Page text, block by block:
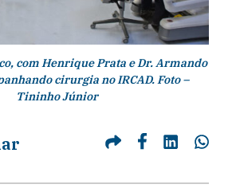
com Henrique Prata e Dr. Armando
cirurgia no IRCAD. Foto –
Tininho Júnior